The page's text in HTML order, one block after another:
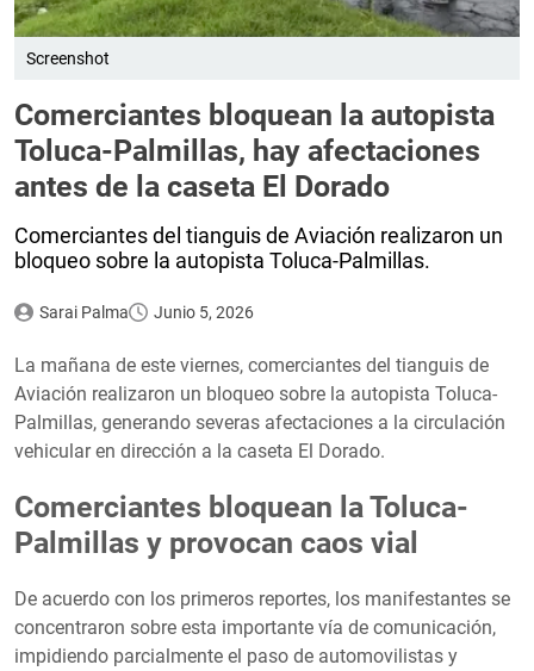
Screenshot
Comerciantes bloquean la autopista
Toluca-Palmillas, hay afectaciones
antes de la caseta El Dorado
Comerciantes del tianguis de Aviación realizaron un
bloqueo sobre la autopista Toluca-Palmillas.
Sarai Palma Junio 5, 2026
La mañana de este viernes, comerciantes del tianguis de
Aviación realizaron un bloqueo sobre la autopista Toluca-
Palmillas, generando severas afectaciones a la circulación
vehicular en dirección a la caseta El Dorado.
Comerciantes bloquean la Toluca-
Palmillas y provocan caos vial
De acuerdo con los primeros reportes, los manifestantes se
concentraron sobre esta importante vía de comunicación,
impidiendo parcialmente el paso de automovilistas y